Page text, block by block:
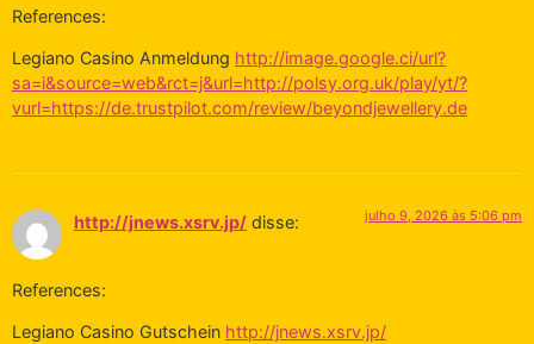
References:
Legiano Casino Anmeldung http://image.google.ci/url?
sa=i&source=web&rct=j&url=http://polsy.org.uk/play/yt/?
vurl=https://de.trustpilot.com/review/beyondjewellery.de
http://jnews.xsrv.jp/ disse: julho 9, 2026 às 5:06 pm
References:
Legiano Casino Gutschein http://jnews.xsrv.jp/